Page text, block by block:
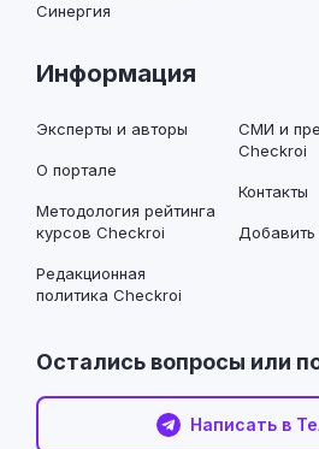
Синергия
Информация
Эксперты и авторы
О портале
Методология рейтинга
курсов Checkroi
Редакционная
политика Checkroi
СМИ и
Checkroi
Контакты
Добавить
Остались вопросы или
Написать в